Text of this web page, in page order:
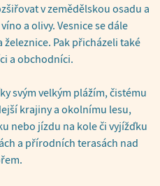
v zemědělskou osadu a
a olivy. Vesnice se dále
Pak přicházeli také
a obchodníci.
svým velkým plážím, čistému
krajiny a okolnímu lesu,
nebo jízdu na kole či vyjížďku
a přírodních terasách nad